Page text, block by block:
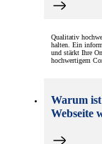
Qualitativ
halten. Ein
und stärkt Ihre
hochwertigem
Warum
Webseite